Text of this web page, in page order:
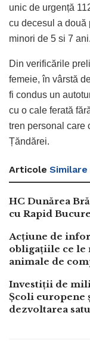
unic de urgență
cu decesul a două
minori de 5 si 7 ani.
Din verificările
femeie, în vârstă
fi condus un
cu o cale ferată
tren personal care
Țăndărei.
Articole Similare
HC Dunărea
cu Rapid
Acțiune de
obligațiile ce le
animale de
Investiții de
Școli europene
dezvoltarea